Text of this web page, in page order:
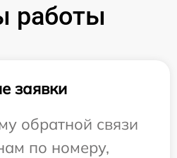
работы
заявки
обратной связи
по номеру,